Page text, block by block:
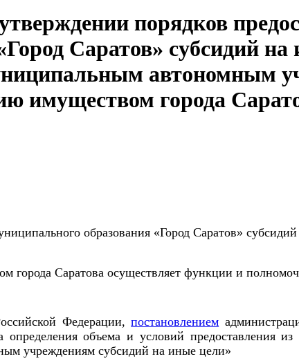
порядков
Саратов» субсидий
автономным
имуществом города
образования «Город Саратов»
Саратова осуществляет функции и
Федерации,постановлением
объема и условий предоставления из
учреждениям субсидий на иные цели»